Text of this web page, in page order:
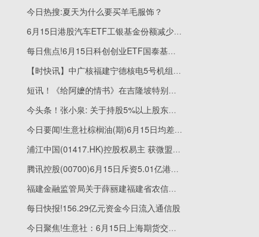
今日热搜:夏天为什么要买羊毛服饰？
6月15日港股汽车ETF工银基金份额减少100万份，重仓股比亚迪股份、吉利汽车、小鹏集团-W
每日焦点!6月15日科创创业ETF国泰基金份额减少280万份，重仓股宁德时代、中际旭创、新易盛
【时快讯】中广核福建宁德核电5号机组穹顶吊装成功
短讯！《给阿嬷的情书》在吉隆坡特别展映
今头条！张小泉: 关于持股5%以上股东股权结构变更暨间接权益变动的提示性公告
今日要闻!生意社棕榈油(期)6月15日均差继续负向扩大为-131.30元/吨
浦江中国(01417.HK)控股权易主 获微盟集团(02013.HK)董事会主席孙涛勇折让约72.25%提现金要约_今热点
腾讯控股(00700)6月15日斥资5.01亿港元回购108.1万股 实时
福建金融监管局关于薛丽建福建省农信联社副主任任职资格的批复
每日快报!156.29亿元资金今日流入通信股
今日聚焦!生意社：6月15日上海期货交易所期锌库存121131吨